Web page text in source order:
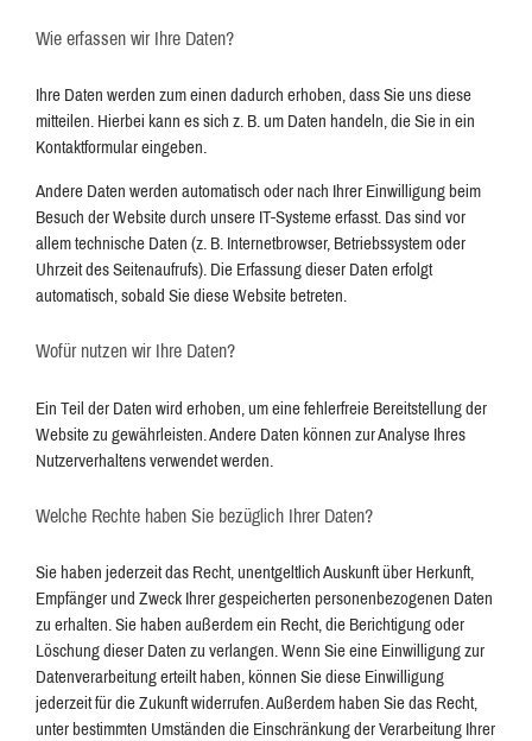
Wie erfassen wir Ihre Daten?
Ihre Daten werden zum einen dadurch erhoben, dass Sie uns diese
mitteilen. Hierbei kann es sich z. B. um Daten handeln, die Sie in ein
Kontaktformular eingeben.
Andere Daten werden automatisch oder nach Ihrer Einwilligung beim
Besuch der Website durch unsere IT-Systeme erfasst. Das sind vor
allem technische Daten (z. B. Internetbrowser, Betriebssystem oder
Uhrzeit des Seitenaufrufs). Die Erfassung dieser Daten erfolgt
automatisch, sobald Sie diese Website betreten.
Wofür nutzen wir Ihre Daten?
Ein Teil der Daten wird erhoben, um eine fehlerfreie Bereitstellung der
Website zu gewährleisten. Andere Daten können zur Analyse Ihres
Nutzerverhaltens verwendet werden.
Welche Rechte haben Sie bezüglich Ihrer Daten?
Sie haben jederzeit das Recht, unentgeltlich Auskunft über Herkunft,
Empfänger und Zweck Ihrer gespeicherten personenbezogenen Daten
zu erhalten. Sie haben außerdem ein Recht, die Berichtigung oder
Löschung dieser Daten zu verlangen. Wenn Sie eine Einwilligung zur
Datenverarbeitung erteilt haben, können Sie diese Einwilligung
jederzeit für die Zukunft widerrufen. Außerdem haben Sie das Recht,
unter bestimmten Umständen die Einschränkung der Verarbeitung Ihrer